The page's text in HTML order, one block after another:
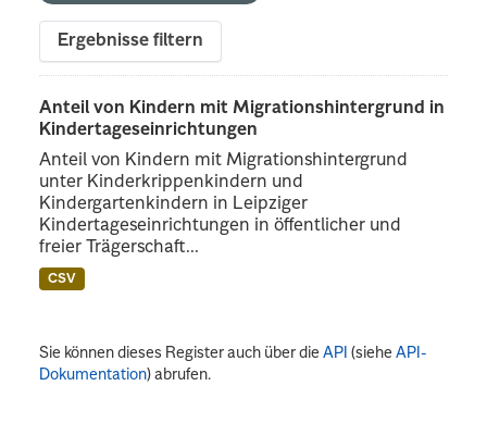
Ergebnisse filtern
Anteil von Kindern mit Migrationshintergrund in
Kindertageseinrichtungen
Anteil von Kindern mit Migrationshintergrund
unter Kinderkrippenkindern und
Kindergartenkindern in Leipziger
Kindertageseinrichtungen in öffentlicher und
freier Trägerschaft...
CSV
Sie können dieses Register auch über dieAPI (sieheAPI-
Dokumentation) abrufen.